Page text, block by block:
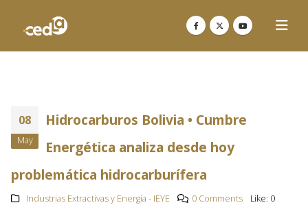
08
May
Hidrocarburos Bolivia • Cumbre
Energética analiza desde hoy
problemática hidrocarburífera
Industrias Extractivas y Energía - IEYE 0 Comments Like: 0